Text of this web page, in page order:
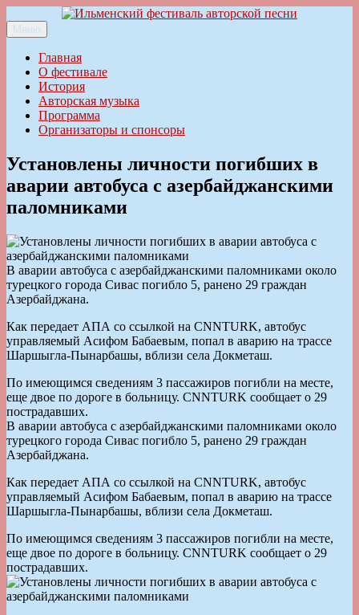
к
содержимому
Ильменский фестиваль авторской песни
Меню
Главная
О фестивале
История
Авторская музыка
Программа
Организаторы и спонсоры
Установлены личности погибших в
аварии автобуса с азербайджанскими
паломниками
В аварии автобуса с азербайджанскими паломниками около
турецкого города Сивас погибло 5, ранено 29 граждан
Азербайджана.
Как передает АПА со ссылкой на СNNTURK, автобус
управляемый Асифом Бабаевым, попал в аварию на трассе
Шаршыгла-Пынарбашы, вблизи села Докметаш.
По имеющимся сведениям 3 пассажиров погибли на месте,
еще двое по дороге в больницу. СNNTURK сообщает о 29
пострадавших.
В аварии автобуса с азербайджанскими паломниками около
турецкого города Сивас погибло 5, ранено 29 граждан
Азербайджана.
Как передает АПА со ссылкой на СNNTURK, автобус
управляемый Асифом Бабаевым, попал в аварию на трассе
Шаршыгла-Пынарбашы, вблизи села Докметаш.
По имеющимся сведениям 3 пассажиров погибли на месте,
еще двое по дороге в больницу. СNNTURK сообщает о 29
пострадавших.